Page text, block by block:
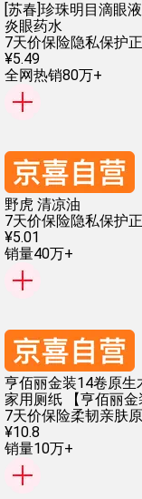
[苏春]珍珠明目滴眼
炎眼药水
7天价保险隐私保护
¥5.49
全网热销80万+
野虎 清凉油
7天价保险隐私保护
¥5.01
销量40万+
亨佰丽金装14卷原
家用厕纸 【亨佰丽
7天价保险柔韧亲肤
¥10.8
销量10万+